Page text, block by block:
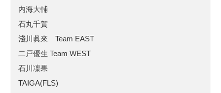
内海大輔
石丸千賀
淺川眞來 Team EAST
二戸優生 Team WEST
石川凜果
TAIGA(FLS)